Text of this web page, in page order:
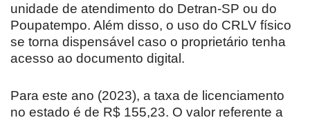
unidade de atendimento do Detran-SP ou do
Poupatempo. Além disso, o uso do CRLV físico
se torna dispensável caso o proprietário tenha
acesso ao documento digital.
Para este ano (2023), a taxa de licenciamento
no estado é de R$ 155,23. O valor referente a